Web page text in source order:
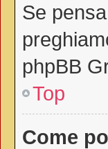
Se
phpBB
Top
Come